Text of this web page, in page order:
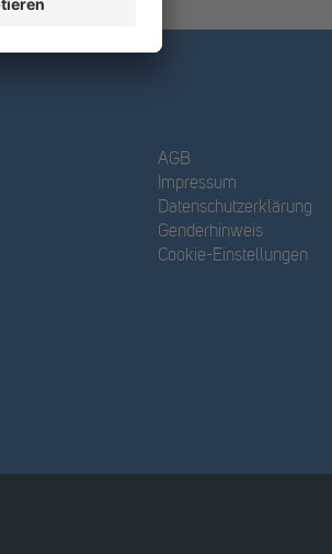
AGB
Impressum
Datenschutzerklärung
Genderhinweis
Cookie-Einstellungen